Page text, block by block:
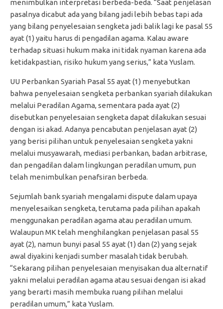
menimbulkan interpretasi berbeda-beda. “Saat penjelasan
pasalnya dicabut ada yang bilang jadi lebih bebas tapi ada
yang bilang penyelesaian sengketa jadi balik lagi ke pasal 55
ayat (1) yaitu harus di pengadilan agama. Kalau aware
terhadap situasi hukum maka ini tidak nyaman karena ada
ketidakpastian, risiko hukum yang serius,” kata Yuslam.
UU Perbankan Syariah Pasal 55 ayat (1) menyebutkan
bahwa penyelesaian sengketa perbankan syariah dilakukan
melalui Peradilan Agama, sementara pada ayat (2)
disebutkan penyelesaian sengketa dapat dilakukan sesuai
dengan isi akad. Adanya pencabutan penjelasan ayat (2)
yang berisi pilihan untuk penyelesaian sengketa yakni
melalui musyawarah, mediasi perbankan, badan arbitrase,
dan pengadilan dalam lingkungan peradilan umum, pun
telah menimbulkan penafsiran berbeda.
Sejumlah bank syariah mengalami dispute dalam upaya
menyelesaikan sengketa, terutama pada pilihan apakah
menggunakan peradilan agama atau peradilan umum.
Walaupun MK telah menghilangkan penjelasan pasal 55
ayat (2), namun bunyi pasal 55 ayat (1) dan (2) yang sejak
awal diyakini kenjadi sumber masalah tidak berubah.
“Sekarang pilihan penyelesaian menyisakan dua alternatif
yakni melalui peradilan agama atau sesuai dengan isi akad
yang berarti masih membuka ruang pilihan melalui
peradilan umum,” kata Yuslam.